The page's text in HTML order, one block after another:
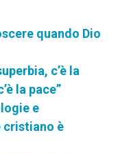
quando Dio
c’è la
la pace”
e
cristiano è